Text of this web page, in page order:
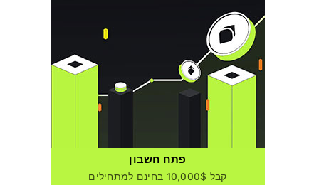
פתח חשבון
קבל 10,000$ בחינם למתחילים